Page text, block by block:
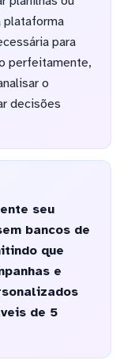
plataforma
para
perfeitamente,
o
decisões
seu
bancos de
que
e
de 5